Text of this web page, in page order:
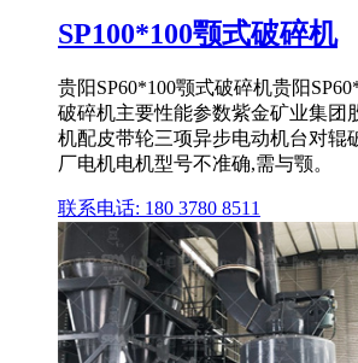
SP100*100颚式破碎机
贵阳SP60*100颚式破碎机贵阳
破碎机主要性能参数紫金矿业集团
机配皮带轮三项异步电动机台对辊
厂电机电机型号不准确,需与颚。
联系电话: 180 3780 8511